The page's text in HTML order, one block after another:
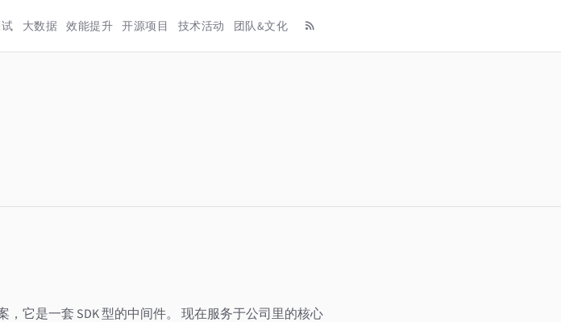
大数据 效能提升 开源项目 技术活动 团队&文化
它是一套 SDK 型的中间件。 现在服务于公司里的核心